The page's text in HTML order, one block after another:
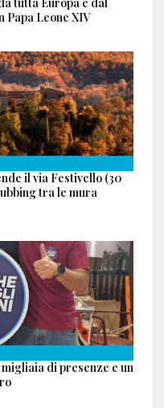
Papa Leone XIV
il via Festivello (30
tra le mura
di presenze e un